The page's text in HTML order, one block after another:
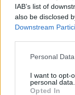
IAB’s list of
also be disclosed
Downstream
Personal
I want to opt-
personal data.
Opted In